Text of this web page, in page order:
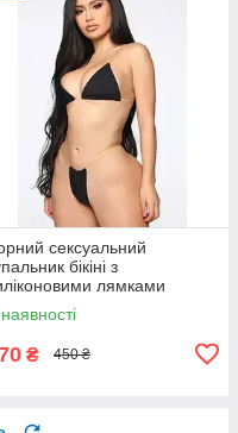
сексуальний
бікіні з
лямками
кольору
₴ 450 ₴